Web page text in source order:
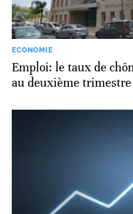
ECONOMIE
Emploi: le taux de
au deuxième trimestre